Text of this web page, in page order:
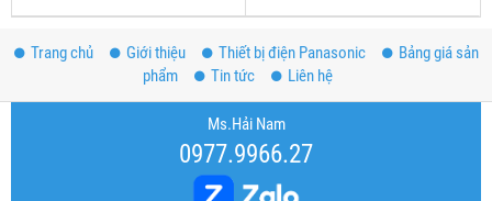
Trang chủ Giới thiệu Thiết bị điện Panasonic
Bảng giá sản
phẩm
Tin tức Liên hệ
Ms.Hải Nam
0977.9966.27